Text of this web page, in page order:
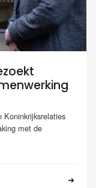
Koninkrijksrelaties
met de